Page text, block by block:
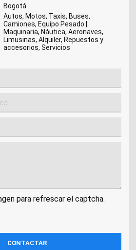
Bogotá
Autos, Motos, Taxis, Buses,
Camiones, Equipo Pesado |
Maquinaria, Náutica, Aeronaves,
Limusinas, Alquiler, Repuestos y
accesorios, Servicios